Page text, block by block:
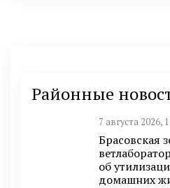
Районные
7 августа 2026,
Брасовская
об
домашних